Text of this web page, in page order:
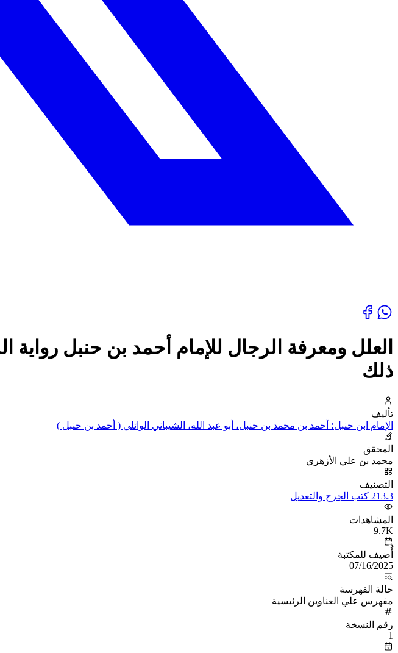
العلل ومعرفة الرجال للإمام أحمد بن حنبل
ذلك
تأليف
الإمام ابن حنبل؛ أحمد بن محمد بن حنبل، أبو عبد الله، الشيباني الوائلي ( أحمد بن حنبل )
المحقق
محمد بن علي الأزهري
التصنيف
213.3 كتب الجرح والتعديل
المشاهدات
9.7K
أُضيف للمكتبة
07/16/2025
حالة الفهرسة
مفهرس علي العناوين الرئيسية
رقم النسخة
1